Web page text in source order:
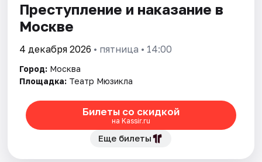
Города
Артисты
Рейтинги
Преступление и наказание в
Москве
4 декабря 2026 • пятница • 14:00
Город: Москва
Площадка: Театр Мюзикла
Билеты со скидкой
на Kassir.ru
Еще билеты